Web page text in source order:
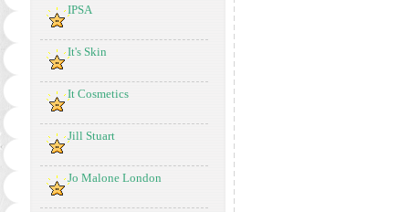
IPSA
It's Skin
It Cosmetics
Jill Stuart
Jo Malone London